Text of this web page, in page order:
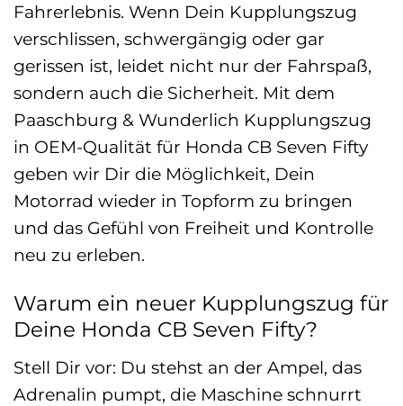
Fahrerlebnis. Wenn Dein Kupplungszug
verschlissen, schwergängig oder gar
gerissen ist, leidet nicht nur der Fahrspaß,
sondern auch die Sicherheit. Mit dem
Paaschburg & Wunderlich Kupplungszug
in OEM-Qualität für Honda CB Seven Fifty
geben wir Dir die Möglichkeit, Dein
Motorrad wieder in Topform zu bringen
und das Gefühl von Freiheit und Kontrolle
neu zu erleben.
Warum ein neuer Kupplungszug für
Deine Honda CB Seven Fifty?
Stell Dir vor: Du stehst an der Ampel, das
Adrenalin pumpt, die Maschine schnurrt